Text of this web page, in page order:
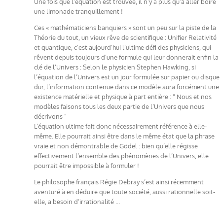
une limonade tranquillement !
Ces « mathématiciens banquiers » sont un peu sur la piste de la
Théorie du tout, un vieux rêve de scientifique : Unifier Relativité
et quantique, c’est aujourd’hui l’ultime défi des physiciens, qui
rêvent depuis toujours d’une formule qui leur donnerait enfin la
clé de l’Univers : Selon le physicien Stephen Hawking, si
l’équation de l’Univers est un jour formulée sur papier ou disque
dur, l’information contenue dans ce modèle aura forcément une
existence matérielle et physique à part entière : “ Nous et nos
modèles faisons tous les deux partie de l’Univers que nous
décrivons ”
L’équation ultime fait donc nécessairement référence à elle-
même. Elle pourrait ainsi être dans le même état que la phrase
vraie et non démontrable de Gödel : bien qu’elle régisse
effectivement l’ensemble des phénomènes de l’Univers, elle
pourrait être impossible à formuler !
Le philosophe français Régie Debray s’est ainsi récemment
aventuré à en déduire que toute société, aussi rationnelle soit-
elle, a besoin d’irrationalité …